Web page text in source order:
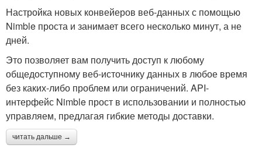
Настройка новых конвейеров веб-данных с помощью
Nimble проста и занимает всего несколько минут, а не
дней.
Это позволяет вам получить доступ к любому
общедоступному веб-источнику данных в любое время
без каких-либо проблем или ограничений. API-
интерфейс Nimble прост в использовании и полностью
управляем, предлагая гибкие методы доставки.
читать дальше →